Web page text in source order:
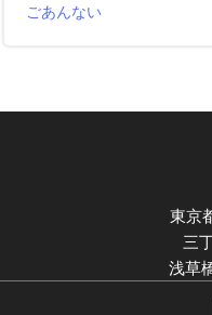
ごあんない
東京
三
浅草